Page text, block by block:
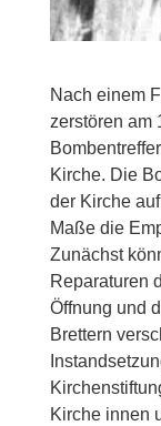
Nach einem
zerstören am
Kirche. Die
der Kirche
Maße die
Zunächst
Reparaturen
Öffnung und
Brettern
Kirche innen